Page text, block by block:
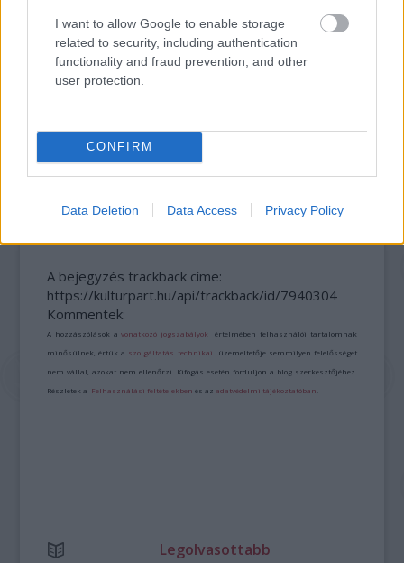
I want to allow Google to enable storage
related to security, including authentication
functionality and fraud prevention, and other
user protection.
CONFIRM
Data Deletion Data Access Privacy Policy
NYOMÁBAN MAGYAR ELŐZETESE
SZÁGULDÁS, SÁRKÁNYOK, ROSSZFIÚK – A NYÁR
10 LEGKEDVELTEBB MOZIJA MAGYARORSZÁGON
A bejegyzés trackback címe:
https://kulturpart.hu/api/trackback/id/7940304
Kommentek:
A hozzászólások avonatkozó jogszabályok értelmében felhasználói tartalomnak
minősülnek, értük a szolgáltatás technikai üzemeltetője semmilyen felelősséget
nem vállal, azokat nem ellenőrzi. Kifogás esetén forduljon a blog szerkesztőjéhez.
Részletek a Felhasználási feltételekben és azadatvédelmi tájékoztatóban
Legolvasottabb